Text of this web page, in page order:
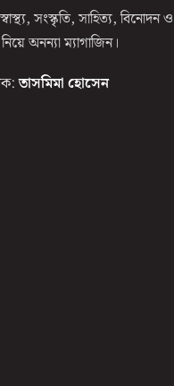
সংস্কৃতি, সাহিত্য, বিনোদন ও
অনন্যা ম্যাগাজিন।
তাসমিমা হোসেন